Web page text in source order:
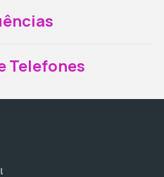
Telefones